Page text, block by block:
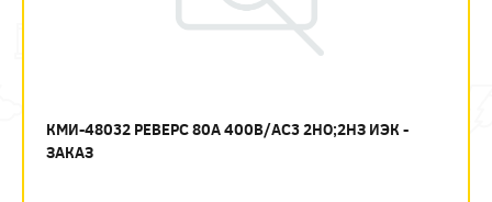
КМИ-48032 РЕВЕРС 80А 400В/АС3 2НО;2НЗ ИЭК -
ЗАКАЗ